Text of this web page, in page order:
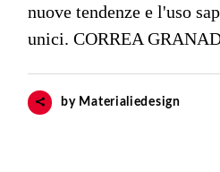
nuove tendenze e l'uso
unici. CORREA
by Materialiedesign